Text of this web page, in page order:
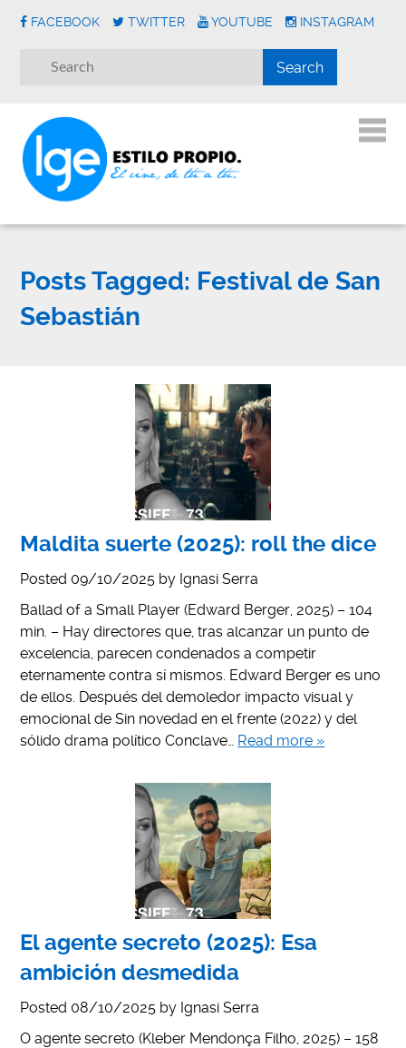
FACEBOOK TWITTER YOUTUBE INSTAGRAM
Posts Tagged: Festival de San
Sebastián
Maldita suerte (2025): roll the dice
Posted 09/10/2025 by Ignasi Serra
Ballad of a Small Player (Edward Berger, 2025) – 104
min. – Hay directores que, tras alcanzar un punto de
excelencia, parecen condenados a competir
eternamente contra sí mismos. Edward Berger es uno
de ellos. Después del demoledor impacto visual y
emocional de Sin novedad en el frente (2022) y del
sólido drama político Conclave… Read more »
El agente secreto (2025): Esa
ambición desmedida
Posted 08/10/2025 by Ignasi Serra
O agente secreto (Kleber Mendonça Filho, 2025) – 158